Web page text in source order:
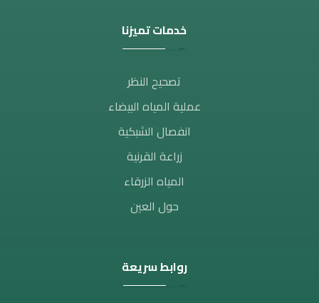
خدمات تميزنا
تصحيح النظر​
عملية المياه البيضاء
انفصال الشبكية
زراعة القرنية
المياه الزرقاء
حول العين
روابط سريعة